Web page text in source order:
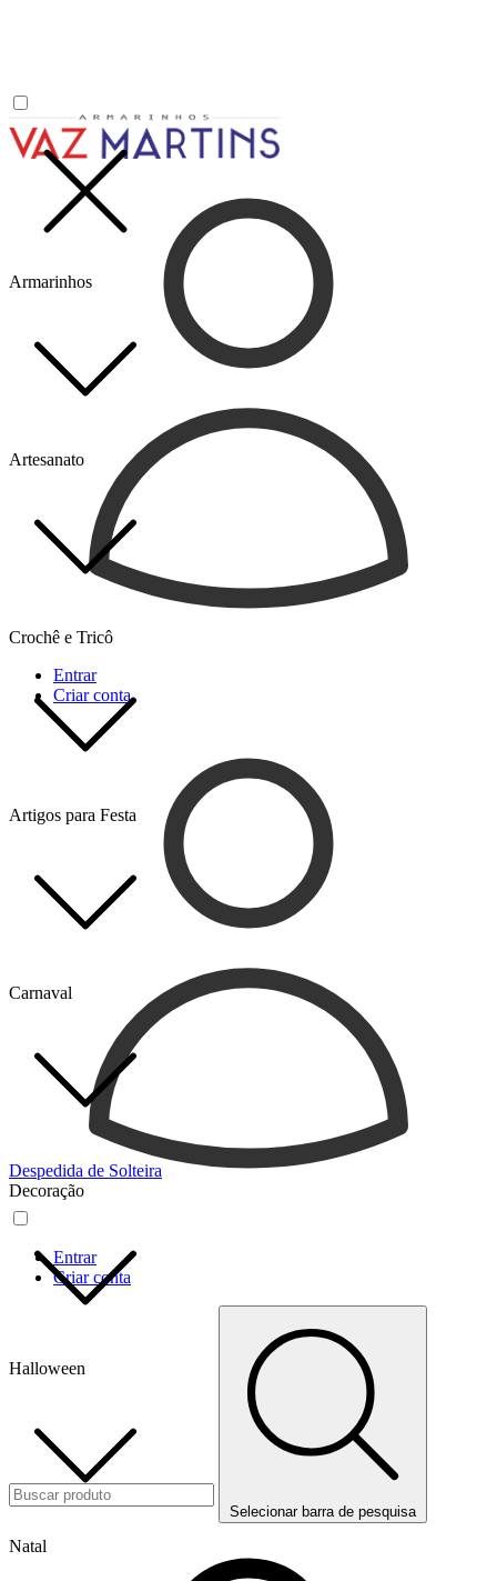
Armarinhos
Artesanato
Crochê e Tricô
Artigos para Festa
Carnaval
Despedida de Solteira
Decoração
Halloween
Natal
Entrar
Criar conta
Entrar
Criar conta
Selecionar barra de pesquisa